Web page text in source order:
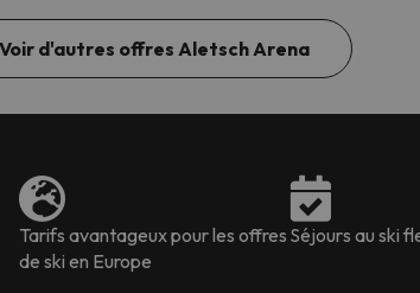
Voir d'autres offres Aletsch Arena
Tarifs avantageux pour les offres
de ski en Europe
Séjours au ski